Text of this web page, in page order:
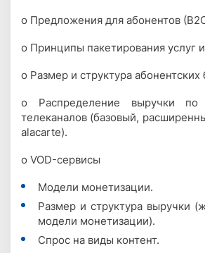
o Предложения для абонентов
o Принципы пакетирования услуг
o Размер и структура абонентских
o Распределение выручки по
телеканалов (базовый,
alacarte).
o VOD-сервисы
Модели монетизации.
Размер и структура выручки
модели монетизации).
Спрос на виды контент.